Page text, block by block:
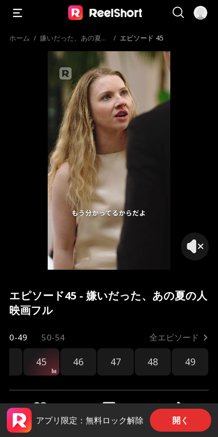
ホーム / 嫌いだった、あの夏の
/ エピソード 45
もう分かってるからだよ
エピソード45 - 嫌いだった、あの夏の人
映画フル
0-49 50-54 全エピソード
45 46 47 48 49
3.1k 81.9k 共有
アプリ限定：無料ロック解除 開く